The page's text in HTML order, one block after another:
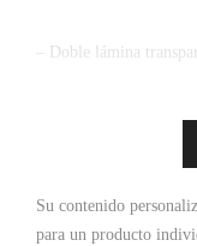
– Doble lámina
Su contenido
para un producto